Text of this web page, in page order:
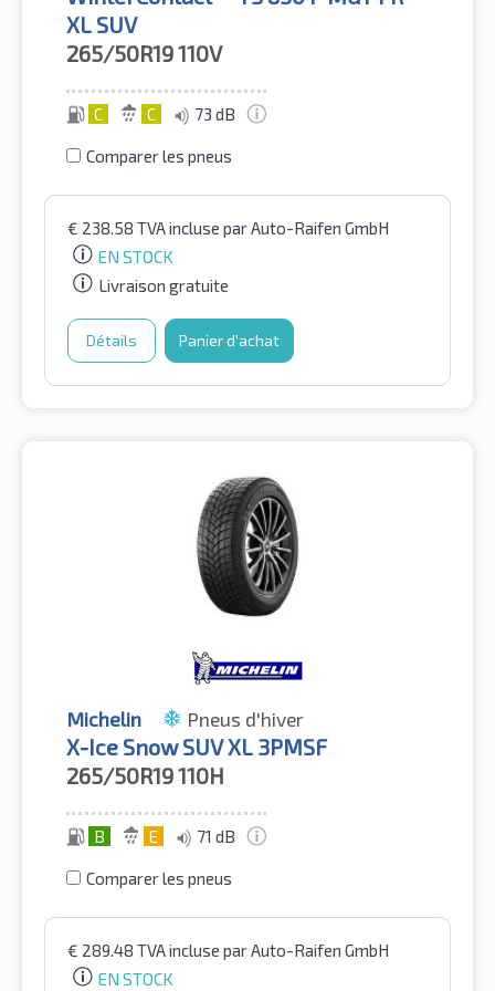
XL SUV
265/50R19110V
C C 73 dB
Comparer les pneus
€ 238.58 TVA incluse par Auto-Raifen GmbH
EN STOCK
Livraison gratuite
Détails Panier d'achat
Michelin Pneus d'hiver
X-Ice Snow SUV XL 3PMSF
265/50R19110H
B E 71 dB
Comparer les pneus
€ 289.48 TVA incluse par Auto-Raifen GmbH
EN STOCK